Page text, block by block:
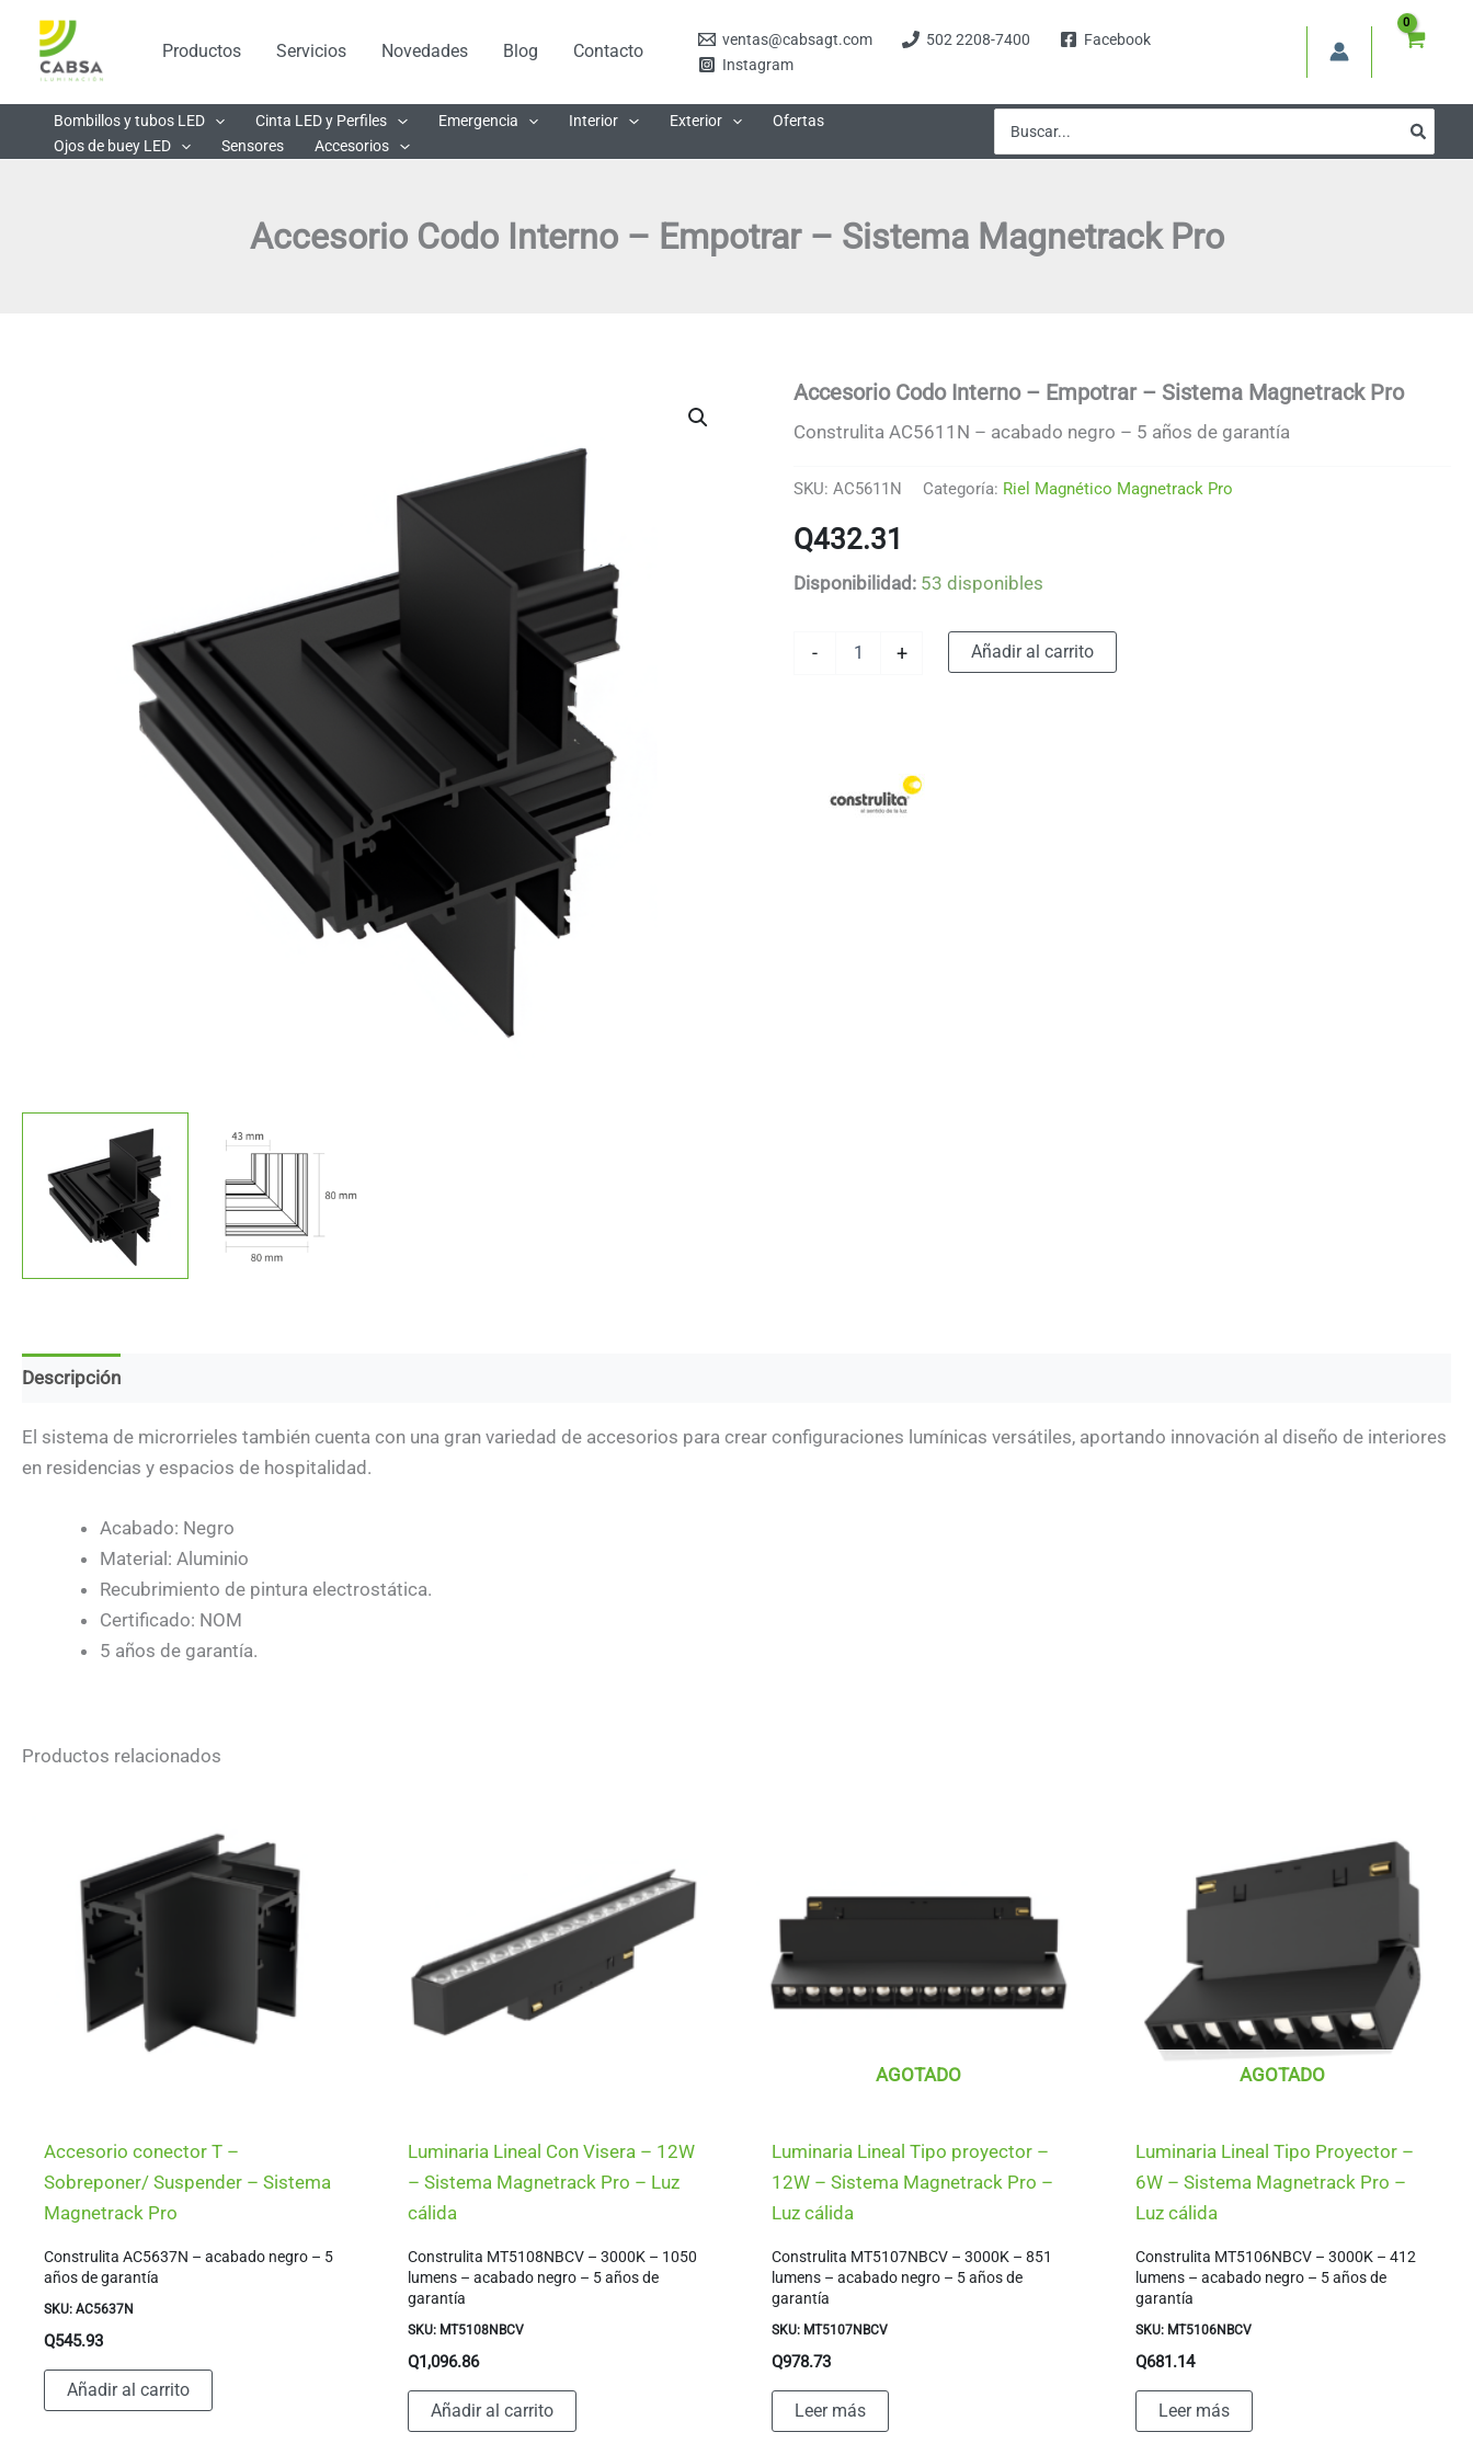
contenido
Productos Servicios Novedades Blog Contacto
ventas@cabsagt.com 502 2208-7400
Facebook
Instagram
Bombillos y tubos LED Cinta LED y Perfiles Emergencia Interior Exterior
Ofertas
Ojos de buey LED
Sensores Accesorios
por:
Accesorio Codo Interno – Empotrar – Sistema Magnetrack Pro
Accesorio Codo Interno – Empotrar – Sistema Magnetrack Pro
Construlita AC5611N – acabado negro – 5 años de garantía
SKU:AC5611N Categoría: Riel Magnético Magnetrack Pro
Q432.31
Disponibilidad: 53 disponibles
-
Magnetrack
+ Añadir al carrito
Descripción
El sistema de microrrieles también cuenta con una gran variedad de accesorios para crear configuraciones lumínicas versátiles, aportando innovación al diseño de interiores
en residencias y espacios de hospitalidad.
Acabado: Negro
Material: Aluminio
Recubrimiento de pintura electrostática.
Certificado: NOM
5 años de garantía.
Productos relacionados
Accesorio conector T –
Sobreponer/ Suspender – Sistema
Magnetrack Pro
Construlita AC5637N – acabado negro – 5
años de garantía
SKU: AC5637N
Q545.93
Añadir al carrito
Luminaria Lineal Con Visera – 12W
– Sistema Magnetrack Pro – Luz
cálida
Construlita MT5108NBCV – 3000K – 1050
lumens – acabado negro – 5 años de
garantía
SKU: MT5108NBCV
Q1,096.86
Añadir al carrito
AGOTADO
Luminaria Lineal Tipo proyector –
12W – Sistema Magnetrack Pro –
Luz cálida
Construlita MT5107NBCV – 3000K – 851
lumens – acabado negro – 5 años de
garantía
SKU: MT5107NBCV
Q978.73
Leer más
AGOTADO
Luminaria Lineal Tipo Proyector –
6W – Sistema Magnetrack Pro –
Luz cálida
Construlita MT5106NBCV – 3000K – 412
lumens – acabado negro – 5 años de
garantía
SKU: MT5106NBCV
Q681.14
Leer más